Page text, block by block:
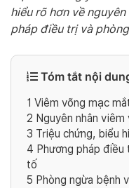
hiểu rõ hơn về
pháp điều trị và
Tóm tắt nội
1 Viêm võng mạc
2 Nguyên nhân
3 Triệu chứng, biểu
4 Phương pháp
tố
5 Phòng ngừa bệnh